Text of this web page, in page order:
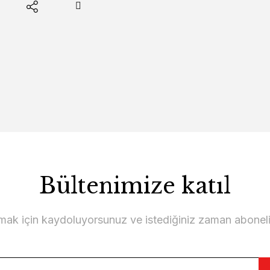
Bültenimize katıl
için kaydoluyorsunuz ve istediğiniz zaman